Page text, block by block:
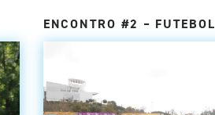
ENCONTRO #2 – FUTEBOL